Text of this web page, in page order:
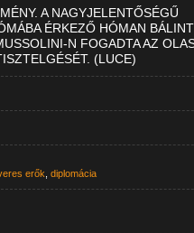
A NAGYJELENTŐSÉGŰ
ÉRKEZŐ HÓMAN BÁLINT
N FOGADTA AZ
(LUCE)
erők ,diplomácia